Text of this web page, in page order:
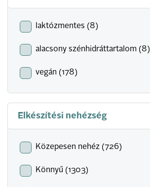
laktózmentes (8)
alacsony szénhidráttartalom (8)
vegán (178)
Elkészítési nehézség
Közepesen nehéz (726)
Könnyű (1303)